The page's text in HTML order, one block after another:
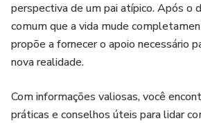
perspectiva de um pai atípico. Após o
comum que a vida mude
propõe a fornecer o apoio necessário
nova realidade.
Com informações valiosas, você
práticas e conselhos úteis para lidar